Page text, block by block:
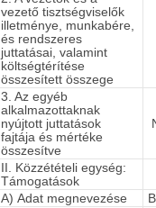
vezető tisztségviselők
illetménye, munkabére,
és rendszeres
juttatásai, valamint
költségtérítése
összesített összege
3. Az egyéb
alkalmazottaknak
nyújtott juttatások
fajtája és mértéke
összesítve
II. Közzétételi egység:
Támogatások
A) Adat megnevezése